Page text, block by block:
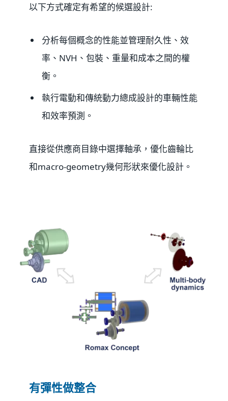
以下方式確定有希望的候選設計:
分析每個概念的性能並管理耐久性、效
率、NVH、包裝、重量和成本之間的權
衡。
執行電動和傳統動力總成設計的車輛性能
和效率預測。
直接從供應商目錄中選擇軸承，優化齒輪比
和macro-geometry幾何形狀來優化設計。
有彈性做整合